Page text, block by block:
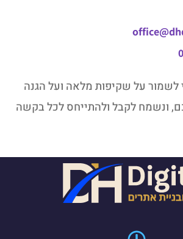
לשמור על שקיפות מלאה ועל הגנה
ונשמח לקבל ולהתייחס לכל בקשה